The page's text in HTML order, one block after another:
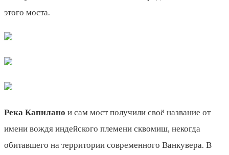
этого моста.
Река Капилано и сам мост получили своё название от
имени вождя индейского племени сквомиш, некогда
обитавшего на территории современного Ванкувера. В